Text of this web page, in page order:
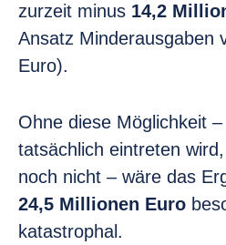
zurzeit minus 14,2
Ansatz Minderausgaben
Euro).
Ohne diese Möglichkeit
tatsächlich eintreten
noch nicht – wäre das
24,5 Millionen Euro
katastrophal.